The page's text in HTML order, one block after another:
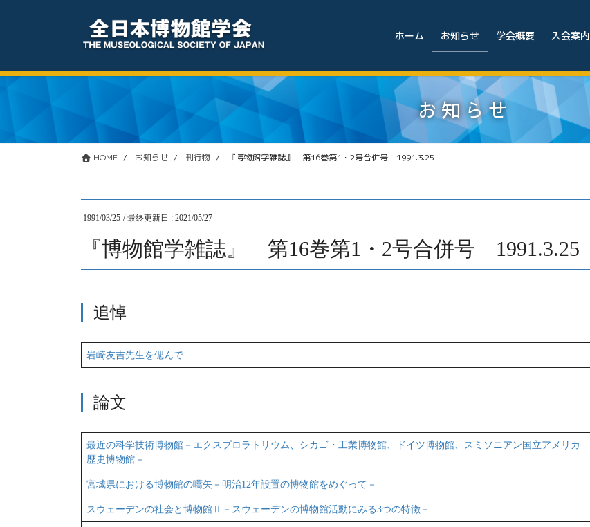
ツ
シ
移
ホーム お知らせ 学会概要 入会案内
お知らせ
HOME お知らせ 刊行物 『博物館学雑誌』 第16巻第1・2号合併号 1991.3.25
1991/03/25 / 最終更新日 : 2021/05/27
『博物館学雑誌』 第16巻第1・2号合併号 1991.3.25
追悼
岩崎友吉先生を偲んで
論文
最近の科学技術博物館－エクスプロラトリウム、シカゴ・工業博物館、ドイツ博物館、スミソニアン国立アメリカ
歴史博物館－
宮城県における博物館の嚆矢－明治12年設置の博物館をめぐって－
スウェーデンの社会と博物館Ⅱ－スウェーデンの博物館活動にみる3つの特徴－